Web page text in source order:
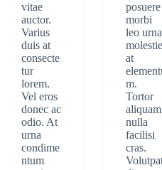
vitae
auctor.
Varius
duis at
consecte
tur
lorem.
Vel eros
donec ac
odio. At
urna
condime
ntum
posuere
morbi
leo urna
molestie
at
m.
Tortor
aliquam
nulla
facilisi
cras.